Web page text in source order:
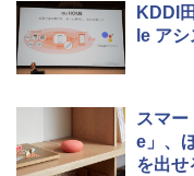
KDDI
le ア
スマ
e」、
を出せ